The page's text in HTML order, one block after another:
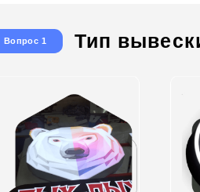
Вопрос 1 Тип